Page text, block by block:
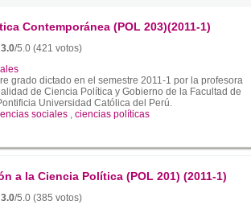
Contemporánea (POL 203)(2011-1)
/5.0 (421 votos)
grado dictado en el semestre 2011-1 por la profesora
de Ciencia Política y Gobierno de la Facultad de
Universidad Católica del Perú.
sociales , ciencias políticas
a la Ciencia Política (POL 201) (2011-1)
/5.0 (385 votos)